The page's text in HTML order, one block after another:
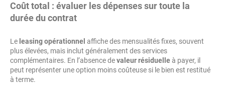
Coût total : évaluer les dépenses sur toute la
durée du contrat
Le leasing opérationnel affiche des mensualités fixes, souvent
plus élevées, mais inclut généralement des services
complémentaires. En l’absence devaleur résiduelleà payer, il
peut représenter une option moins coûteuse si le bien est restitué
à terme.